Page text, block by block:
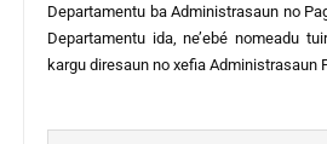
Departamentu ba Administrasaun no
Departamentu ida, ne’ebé nomeadu
kargu diresaun no xefia Administrasaun